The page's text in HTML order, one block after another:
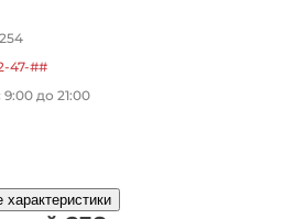
47-##
до 21:00
характеристики